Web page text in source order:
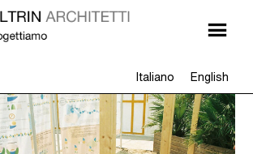
Italiano English